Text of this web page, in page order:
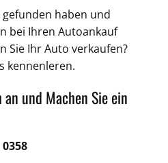
gefunden haben und
bei Ihren Autoankauf
Sie Ihr Auto verkaufen?
kennenleren.
und Machen Sie ein
0358